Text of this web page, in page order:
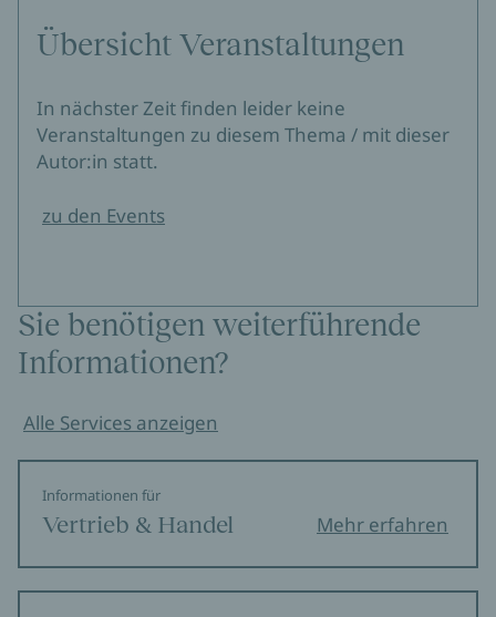
Übersicht Veranstaltungen
In nächster Zeit finden leider keine
Veranstaltungen zu diesem Thema / mit dieser
Autor:in statt.
zu den Events
Sie benötigen weiterführende
Informationen?
Alle Services anzeigen
Informationen für
Vertrieb & Handel Mehr erfahren